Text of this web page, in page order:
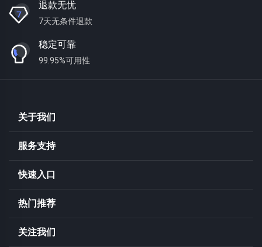
退款无忧
7天无条件退款
稳定可靠
99.95%可用性
关于我们
服务支持
快速入口
热门推荐
关注我们